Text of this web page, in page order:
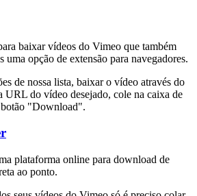
baixar vídeos do Vimeo que também
uma opção de extensão para navegadores.
de nossa lista, baixar o vídeo através do
URL do vídeo desejado, cole na caixa de
"Download".
plataforma online para download de
ao ponto.